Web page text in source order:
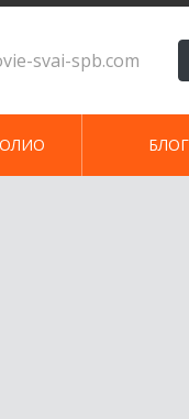
svai-spb.com
БЛОГ